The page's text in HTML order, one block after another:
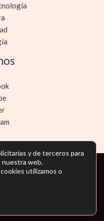
reservados -
de cookies
y de terceros para
nuestra web.
utilizamos o